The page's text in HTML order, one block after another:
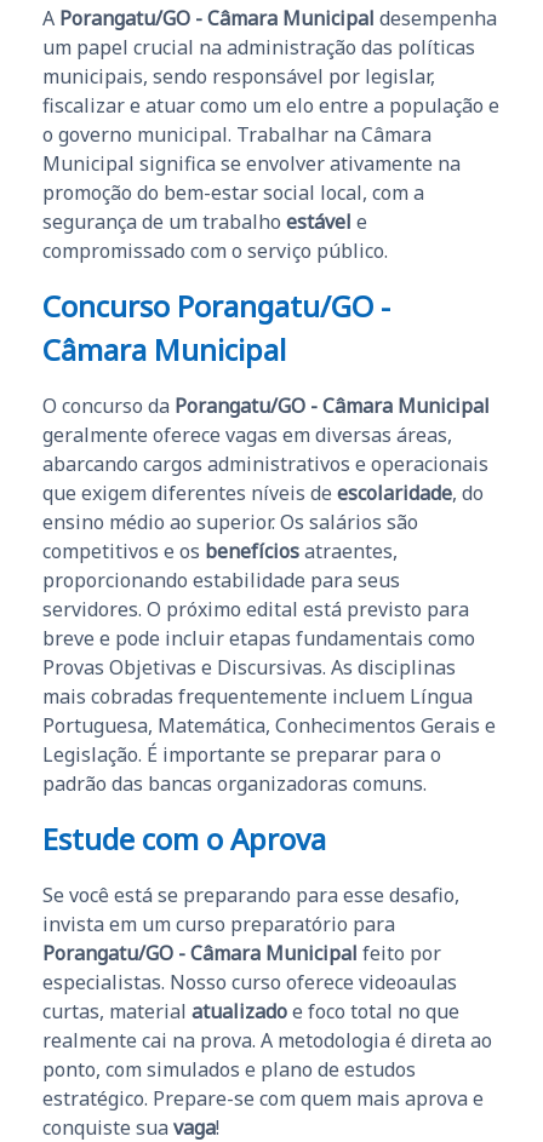
A Porangatu/GO - Câmara Municipal desempenha
um papel crucial na administração das políticas
municipais, sendo responsável por legislar,
fiscalizar e atuar como um elo entre a população e
o governo municipal. Trabalhar na Câmara
Municipal significa se envolver ativamente na
promoção do bem-estar social local, com a
segurança de um trabalho estável e
compromissado com o serviço público.
Concurso Porangatu/GO -
Câmara Municipal
O concurso da Porangatu/GO - Câmara Municipal
geralmente oferece vagas em diversas áreas,
abarcando cargos administrativos e operacionais
que exigem diferentes níveis de escolaridade, do
ensino médio ao superior. Os salários são
competitivos e os benefíciosatraentes,
proporcionando estabilidade para seus
servidores. O próximo edital está previsto para
breve e pode incluir etapas fundamentais como
Provas Objetivas e Discursivas. As disciplinas
mais cobradas frequentemente incluem Língua
Portuguesa, Matemática, Conhecimentos Gerais e
Legislação. É importante se preparar para o
padrão das bancas organizadoras comuns.
Estude com o Aprova
Se você está se preparando para esse desafio,
invista em um curso preparatório para
Porangatu/GO - Câmara Municipal feito por
especialistas. Nosso curso oferece videoaulas
curtas, material atualizadoe foco total no que
realmente cai na prova. A metodologia é direta ao
ponto, com simulados e plano de estudos
estratégico. Prepare-se com quem mais aprova e
conquiste sua vaga!